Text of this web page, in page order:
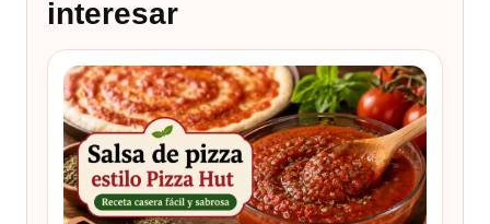
interesar